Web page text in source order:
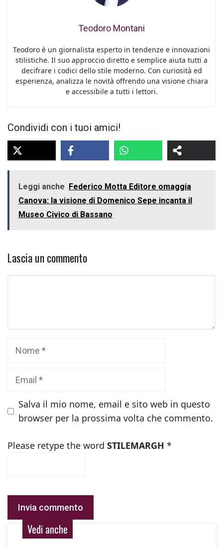
Teodoro Montani
Teodoro è un giornalista esperto in tendenze e innovazioni
stilistiche. Il suo approccio diretto e semplice aiuta tutti a
decifrare i codici dello stile moderno. Con curiosità ed
esperienza, analizza le novità offrendo una visione chiara
e accessibile a tutti i lettori.
Condividi con i tuoi amici!
Leggi anche Federico Motta Editore omaggia
Canova: la visione di Domenico Sepe incanta il
Museo Civico di Bassano
Lascia un commento
Salva il mio nome, email e sito web in questo
browser per la prossima volta che commento.
Please retype the word STILEMARGH *
Vedi anche